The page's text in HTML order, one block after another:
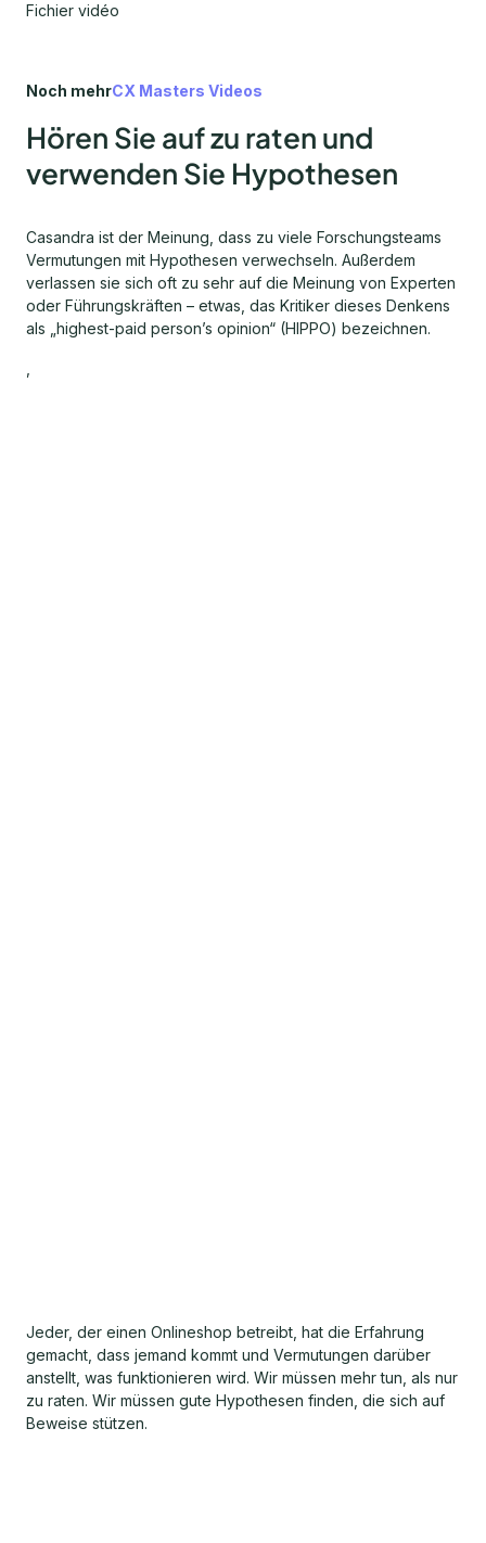
Fichier vidéo
Noch mehrCX Masters Videos
Hören Sie auf zu raten und
verwenden Sie Hypothesen
Casandra ist der Meinung, dass zu viele Forschungsteams
Vermutungen mit Hypothesen verwechseln. Außerdem
verlassen sie sich oft zu sehr auf die Meinung von Experten
oder Führungskräften – etwas, das Kritiker dieses Denkens
als „highest-paid person’s opinion“ (HIPPO) bezeichnen.
Jeder, der einen Onlineshop betreibt, hat die Erfahrung
gemacht, dass jemand kommt und Vermutungen darüber
anstellt, was funktionieren wird. Wir müssen mehr tun, als nur
zu raten. Wir müssen gute Hypothesen finden, die sich auf
Beweise stützen.